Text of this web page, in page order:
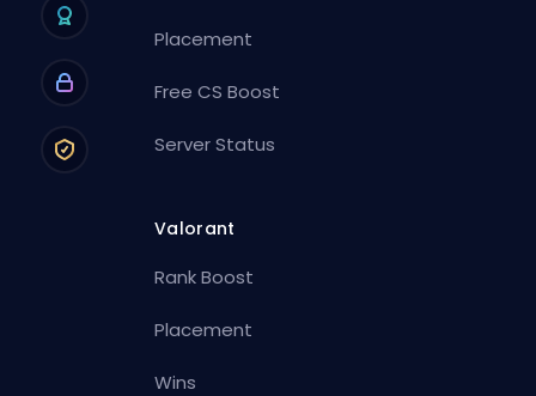
Placement
Free CS Boost
Server Status
Valorant
Rank Boost
Placement
Wins